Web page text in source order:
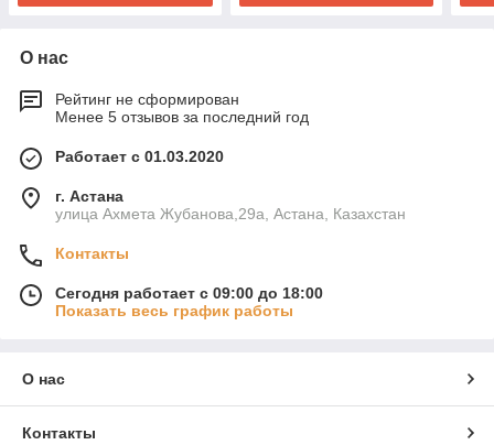
О нас
Рейтинг не сформирован
Менее 5 отзывов за последний год
Работает с 01.03.2020
г. Астана
улица Ахмета Жубанова,29а, Астана, Казахстан
Контакты
Сегодня работает с 09:00 до 18:00
Показать весь график работы
О нас
Контакты